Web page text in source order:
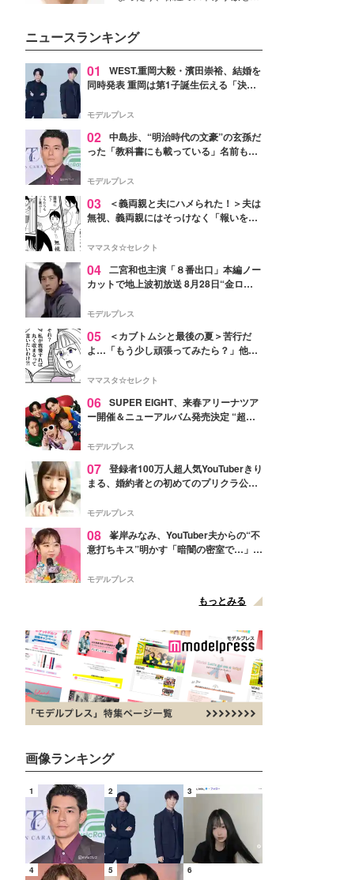
性を秘めた、革新的な「Water
Capturing Skin（ウォーターキャ
プチャリングスキン：捕水肌）」
技術を、花王が構築した。
ニュースランキング
01
WEST.重岡大毅・濱田崇裕、結婚を
同時発表 重岡は第1子誕生伝える「決し
【全文】
モデルプレス
02 中島歩、“明治時代の文豪”の玄孫だ
った「教科書にも載っている」名前も先
モデルプレス
03
＜義両親と夫にハメられた！＞夫は
無視、義両親にはそっけなく「報いを受
ママスタ☆セレクト
04 二宮和也主演「８番出口」本編ノー
カットで地上波初放送 8月28日“金ロ
モデルプレス
05
＜カブトムシと最後の夏＞苦行だ
よ…「もう少し頑張ってみたら？」他人
ママスタ☆セレクト
06 SUPER EIGHT、来春アリーナツア
ー開催＆ニューアルバム発売決定 “超
モデルプレス
07 登録者100万人超人気YouTuberきり
まる、婚約者との初めてのプリクラ公開
い」と反響
モデルプレス
08 峯岸みなみ、YouTuber夫からの“不
意打ちキス”明かす「暗闇の密室で…」
モデルプレス
もっとみる
画像ランキング
1 2 3
4 5 6